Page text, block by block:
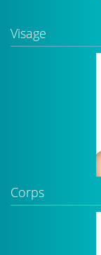
Visage
Corps